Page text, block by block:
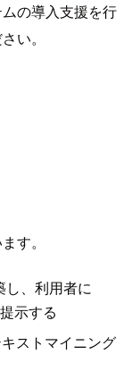
の導入支援を行
い。
す。
し、利用者に
示する
ストマイニング